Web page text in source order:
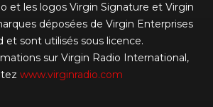
et les logos Virgin Signature et Virgin
déposées de Virgin Enterprises
et sont utilisés sous licence.
sur Virgin Radio International,
www.virginradio.com